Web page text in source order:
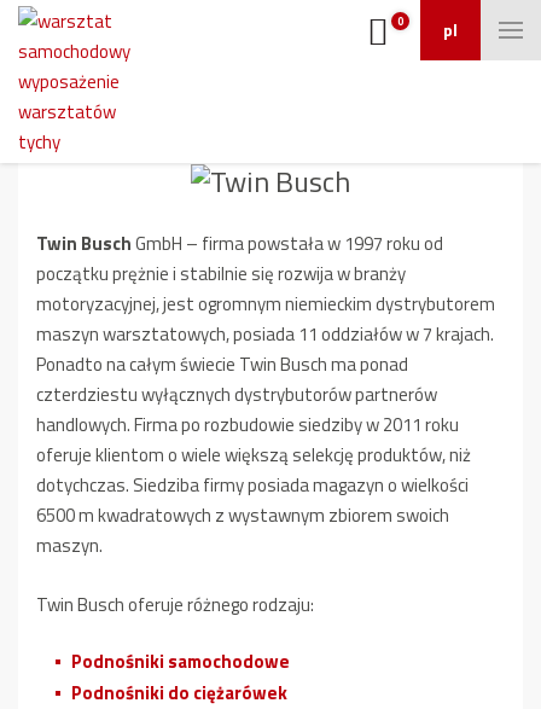
pl
0
Twin Busch GmbH
Twin BuschGmbH – firma powstała w 1997 roku od
początku prężnie i stabilnie się rozwija w branży
motoryzacyjnej, jest ogromnym niemieckim dystrybutorem
maszyn warsztatowych, posiada 11 oddziałów w 7 krajach.
Ponadto na całym świecie Twin Busch ma ponad
czterdziestu wyłącznych dystrybutorów partnerów
handlowych. Firma po rozbudowie siedziby w 2011 roku
oferuje klientom o wiele większą selekcję produktów, niż
dotychczas. Siedziba firmy posiada magazyn o wielkości
6500 m kwadratowych z wystawnym zbiorem swoich
maszyn.
Twin Busch oferuje różnego rodzaju:
Podnośniki samochodowe
Podnośniki do ciężarówek